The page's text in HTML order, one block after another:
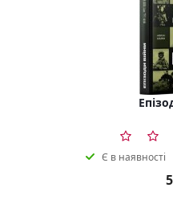
Є в наявності